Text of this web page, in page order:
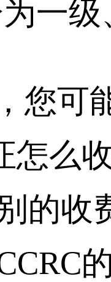
一
您可
怎么
的收